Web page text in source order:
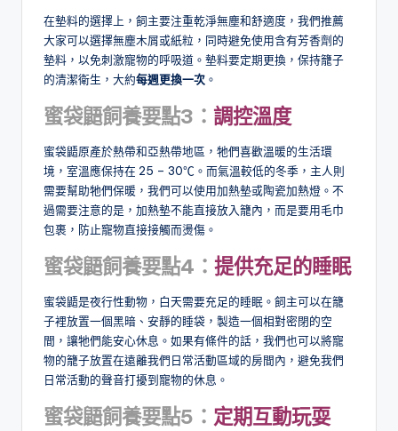
在墊料的選擇上，飼主要注重乾淨無塵和舒適度，我們推薦
大家可以選擇無塵木屑或紙粒，同時避免使用含有芳香劑的
墊料，以免刺激寵物的呼吸道。墊料要定期更換，保持籠子
的清潔衛生，大約每週更換一次 。
蜜袋鼯飼養要點3： 調控溫度
蜜袋鼯原產於熱帶和亞熱帶地區，牠們喜歡溫暖的生活環
境，室溫應保持在 25 – 30℃。而氣溫較低的冬季，主人則
需要幫助牠們保暖，我們可以使用加熱墊或陶瓷加熱燈。不
過需要注意的是，加熱墊不能直接放入籠內，而是要用毛巾
包裹，防止寵物直接接觸而燙傷。
蜜袋鼯飼養要點4： 提供充足的睡眠
蜜袋鼯是夜行性動物，白天需要充足的睡眠。飼主可以在籠
子裡放置一個黑暗、安靜的睡袋，製造一個相對密閉的空
間，讓牠們能安心休息。如果有條件的話，我們也可以將寵
物的籠子放置在遠離我們日常活動區域的房間內，避免我們
日常活動的聲音打擾到寵物的休息。
蜜袋鼯飼養要點5： 定期互動玩耍